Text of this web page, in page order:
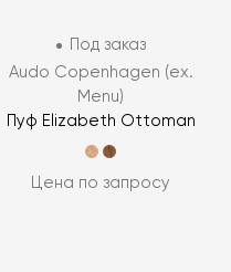
Под заказ
Audo Copenhagen (ex.
Menu)
Пуф Elizabeth Ottoman
Цена по запросу